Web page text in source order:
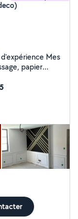
Mes
papier